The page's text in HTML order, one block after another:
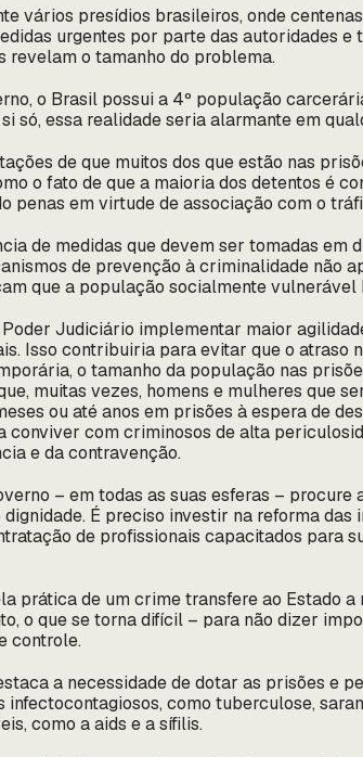
vários presídios brasileiros, onde
urgentes por parte das autoridades
revelam o tamanho do problema.
o Brasil possui a 4º população
só, essa realidade seria alarmante em
de que muitos dos que estão nas
o fato de que a maioria dos detentos é
penas em virtude de associação com o
de medidas que devem ser tomadas em
de prevenção à criminalidade não
que a população socialmente vulnerável
Judiciário implementar maior
Isso contribuiria para evitar que o atraso
o tamanho da população nas
muitas vezes, homens e mulheres que
ou até anos em prisões à espera de
conviver com criminosos de alta
e da contravenção.
– em todas as suas esferas – procure
É preciso investir na reforma das
de profissionais capacitados para
prática de um crime transfere ao Estado
o que se torna difícil – para não dizer
controle.
a necessidade de dotar as prisões e
como tuberculose,
como a aids e a sífilis.